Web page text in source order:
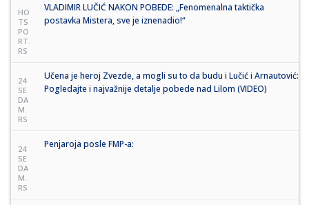
HO
TS
PO
RT.
RS
VLADIMIR LUČIĆ NAKON POBEDE: „Fenomenalna taktička
postavka Mistera, sve je iznenadio!“
24
SE
DA
M.
RS
Učena je heroj Zvezde, a mogli su to da budu i Lučić i Arnautović:
Pogledajte i najvažnije detalje pobede nad Lilom (VIDEO)
24
SE
DA
M.
RS
Penjaroja posle FMP-a: